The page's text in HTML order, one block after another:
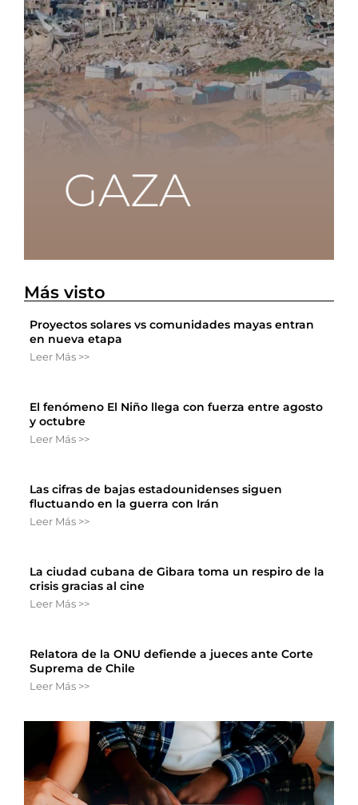
Más visto
Proyectos solares vs comunidades mayas entran
en nueva etapa
Leer Más >>
El fenómeno El Niño llega con fuerza entre agosto
y octubre
Leer Más >>
Las cifras de bajas estadounidenses siguen
fluctuando en la guerra con Irán
Leer Más >>
La ciudad cubana de Gibara toma un respiro de la
crisis gracias al cine
Leer Más >>
Relatora de la ONU defiende a jueces ante Corte
Suprema de Chile
Leer Más >>